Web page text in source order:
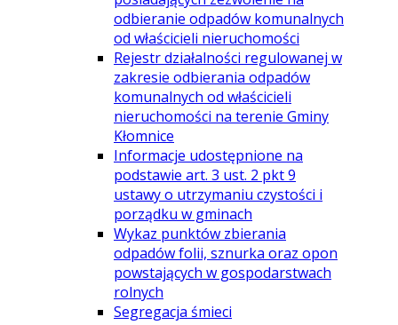
odbieranie odpadów komunalnych
od właścicieli nieruchomości
Rejestr działalności regulowanej w
zakresie odbierania odpadów
komunalnych od właścicieli
nieruchomości na terenie Gminy
Kłomnice
Informacje udostępnione na
podstawie art. 3 ust. 2 pkt 9
ustawy o utrzymaniu czystości i
porządku w gminach
Wykaz punktów zbierania
odpadów folii, sznurka oraz opon
powstających w gospodarstwach
rolnych
Segregacja śmieci